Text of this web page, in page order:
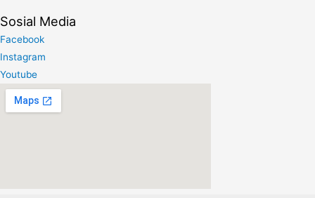
Muka
Sosial Media
Facebook
Instagram
Youtube